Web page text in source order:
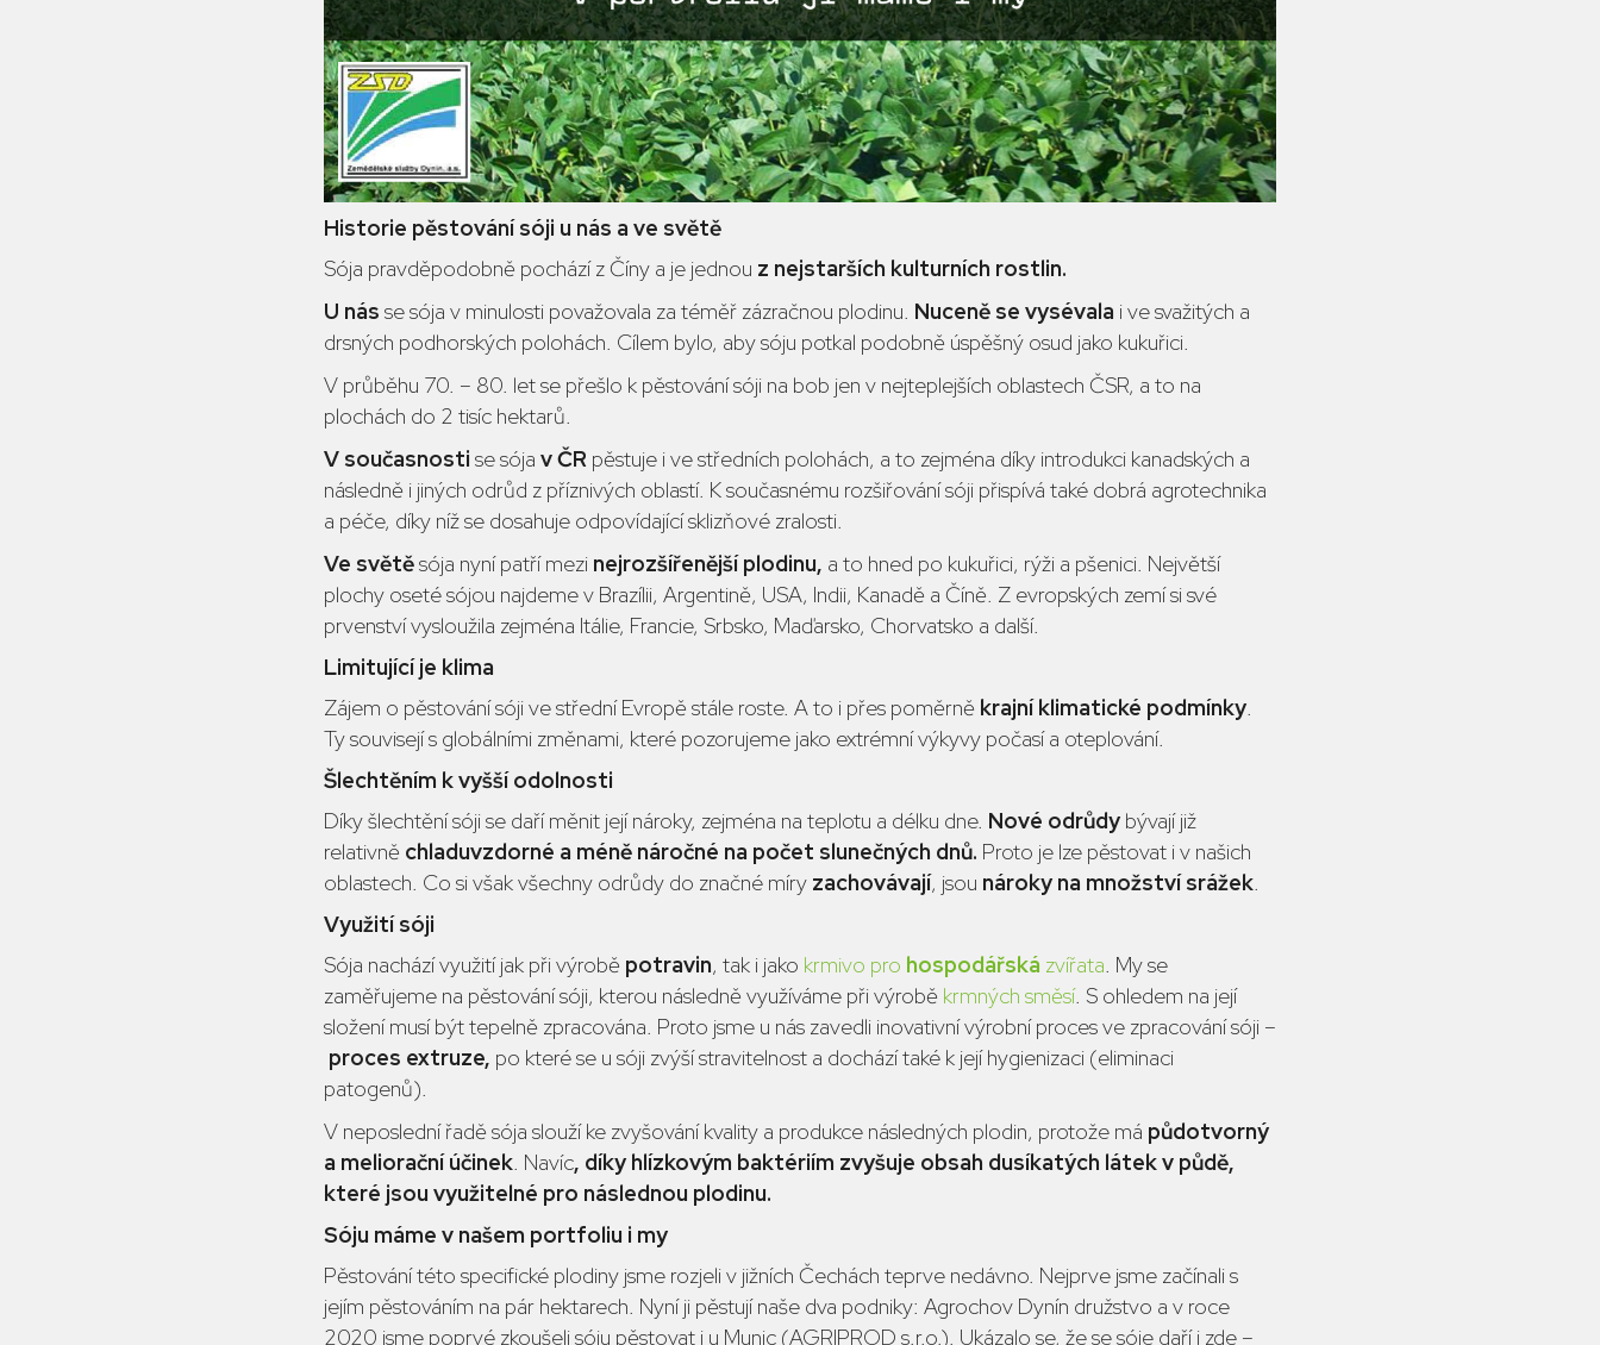
Historie pěstování sóji u nás a ve světě
Sója pravděpodobně pochází z Číny a je jednou z nejstarších kulturních rostlin.
U nás se sója v minulosti považovala za téměř zázračnou plodinu. Nuceně se vysévala i ve svažitých a
drsných podhorských polohách. Cílem bylo, aby sóju potkal podobně úspěšný osud jako kukuřici.
V průběhu 70. – 80. let se přešlo k pěstování sóji na bob jen v nejteplejších oblastech ČSR, a to na
plochách do 2 tisíc hektarů.
V současnosti se sója v ČR pěstuje i ve středních polohách, a to zejména díky introdukci kanadských a
následně i jiných odrůd z příznivých oblastí. K současnému rozšiřování sóji přispívá také dobrá agrotechnika
a péče, díky níž se dosahuje odpovídající sklizňové zralosti.
Ve světěsója nyní patří mezi nejrozšířenější plodinu, a to hned po kukuřici, rýži a pšenici. Největší
plochy oseté sójou najdeme v Brazílii, Argentině, USA, Indii, Kanadě a Číně. Z evropských zemí si své
prvenství vysloužila zejména Itálie, Francie, Srbsko, Maďarsko, Chorvatsko a další.
Limitující je klima
Zájem o pěstování sóji ve střední Evropě stále roste. A to i přes poměrně krajní klimatické podmínky.
Ty souvisejí s globálními změnami, které pozorujeme jako extrémní výkyvy počasí a oteplování.
Šlechtěním k vyšší odolnosti
Díky šlechtění sóji se daří měnit její nároky, zejména na teplotu a délku dne. Nové odrůdy bývají již
relativně chladuvzdorné a méně náročné na počet slunečných dnů. Proto je lze pěstovat i v našich
oblastech. Co si však všechny odrůdy do značné míry zachovávají, jsou nároky na množství srážek.
Využití sóji
Sója nachází využití jak při výrobě potravin, tak i jako krmivo pro hospodářská zvířata. My se
zaměřujeme na pěstování sóji, kterou následně využíváme při výrobě krmných směsí. S ohledem na její
složení musí být tepelně zpracována. Proto jsme u nás zavedli inovativní výrobní proces ve zpracování sóji –
proces extruze, po které se u sóji zvýší stravitelnost a dochází také k její hygienizaci (eliminaci
patogenů).
V neposlední řadě sója slouží ke zvyšování kvality a produkce následných plodin, protože má půdotvorný
a meliorační účinek. Navíc, díky hlízkovým baktériím zvyšuje obsah dusíkatých látek v půdě,
které jsou využitelné pro následnou plodinu.
Sóju máme v našem portfoliu i my
Pěstování této specifické plodiny jsme rozjeli v jižních Čechách teprve nedávno. Nejprve jsme začínali s
jejím pěstováním na pár hektarech. Nyní ji pěstují naše dva podniky: Agrochov Dynín družstvo a v roce
2020 jsme poprvé zkoušeli sóju pěstovat i u Munic (AGRIPROD s.r.o.). Ukázalo se, že se sóje daří i zde –